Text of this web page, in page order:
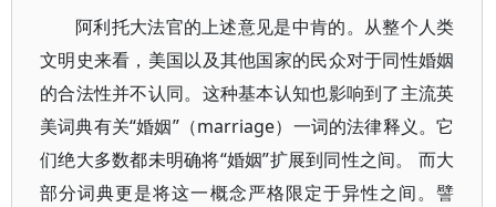
阿利托大法官的上述意见是中肯的。从整个人类
文明史来看，美国以及其他国家的民众对于同性婚姻
的合法性并不认同。这种基本认知也影响到了主流英
美词典有关“婚姻”（marriage）一词的法律释义。它
们绝大多数都未明确将“婚姻”扩展到同性之间。 而大
部分词典更是将这一概念严格限定于异性之间。譬